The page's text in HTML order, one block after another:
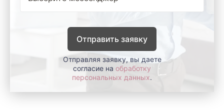
Отправить заявку
Отправляя заявку, вы даете
согласие на обработку
персональных данных.